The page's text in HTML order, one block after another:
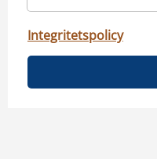
Integritetspolicy